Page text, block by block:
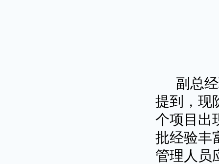
副总经
提到，现
个项目出
批经验丰
管理人员